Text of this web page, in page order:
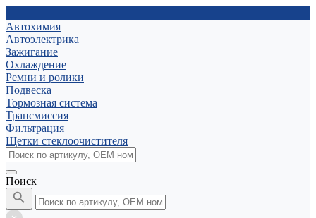
Автохимия
Автоэлектрика
Зажигание
Охлаждение
Ремни и ролики
Подвеска
Тормозная система
Трансмиссия
Фильтрация
Щетки стеклоочистителя
Поиск